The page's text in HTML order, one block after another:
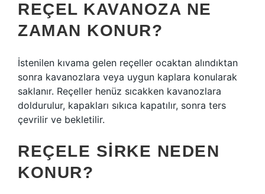
REÇEL KAVANOZA NE
ZAMAN KONUR?
İstenilen kıvama gelen reçeller ocaktan alındıktan
sonra kavanozlara veya uygun kaplara konularak
saklanır. Reçeller henüz sıcakken kavanozlara
doldurulur, kapakları sıkıca kapatılır, sonra ters
çevrilir ve bekletilir.
REÇELE SIRKE NEDEN
KONUR?